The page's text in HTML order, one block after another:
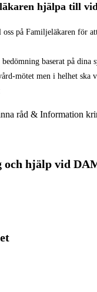
hjälpa till
på Familjeläkaren för
baserat på dina
mötet men i helhet ska
råd & Information
och hjälp vid